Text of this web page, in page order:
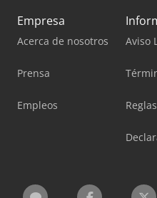
Empresa
Acerca de nosotros
Prensa
Empleos
Aviso